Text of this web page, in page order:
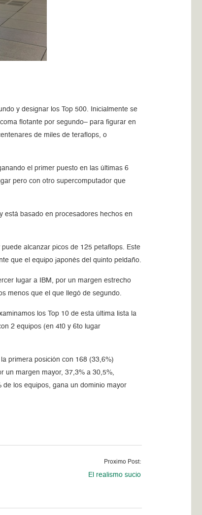
y designar los Top 500. Inicialmente se
flotante por segundo– para figurar en
de miles de teraflops, o
el primer puesto en las últimas 6
pero con otro supercomputador que
está basado en procesadores hechos en
alcanzar picos de 125 petaflops. Este
que el equipo japonés del quinto peldaño.
lugar a IBM, por un margen estrecho
menos que el que llegó de segundo.
los Top 10 de esta última lista la
2 equipos (en 4t0 y 6to lugar
primera posición con 168 (33,6%)
un margen mayor, 37,3% a 30,5%,
los equipos, gana un dominio mayor
Proximo Post:
El realismo sucio